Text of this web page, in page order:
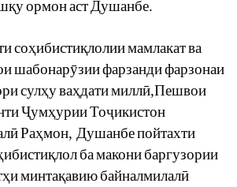
қуормонаст Душанбе.
соҳибистиқлолиимамлакатва
шабонарӯзиифарзандифарзонаи
сулҳуваҳдатимиллӣ,Пешвои
ҶумҳурииТоҷикистон
ӣРаҳмон, Душанбепойтахти
ибистиқлолбамаконибаргузории
ҳиминтақавиюбайналмилалӣ